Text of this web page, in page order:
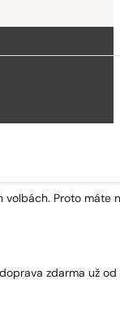
volbách. Proto máte
zdarma už